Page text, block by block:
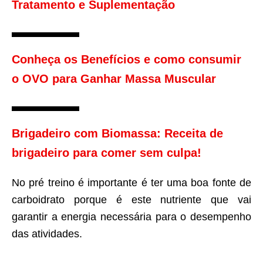
Tratamento e Suplementação
Conheça os Benefícios e como consumir
o OVO para Ganhar Massa Muscular
Brigadeiro com Biomassa: Receita de
brigadeiro para comer sem culpa!
No pré treino é importante é ter uma boa fonte de
carboidrato porque é este nutriente que vai
garantir a energia necessária para o desempenho
das atividades.